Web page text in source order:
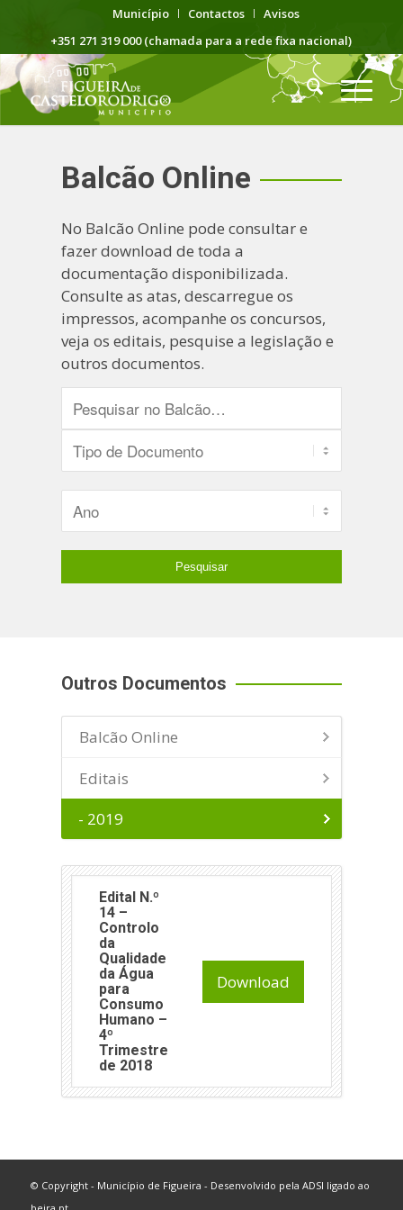
Município Contactos
Avisos
+351 271 319 000 (chamada para a rede fixa nacional)
Balcão Online
No Balcão Online pode consultar e
fazer download de toda a
documentação disponibilizada.
Consulte as atas, descarregue os
impressos, acompanhe os concursos,
veja os editais, pesquise a legislação e
outros documentos.
Outros Documentos
Balcão Online
Editais
- 2019
Edital N.º
14 –
Controlo
da
Qualidade
da Água
para
Consumo
Humano –
4º
Trimestre
de 2018
Download
© Copyright - Município de Figueira - Desenvolvido pela ADSI ligado ao